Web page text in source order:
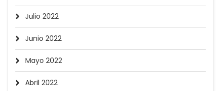
Julio 2022
Junio 2022
Mayo 2022
Abril 2022